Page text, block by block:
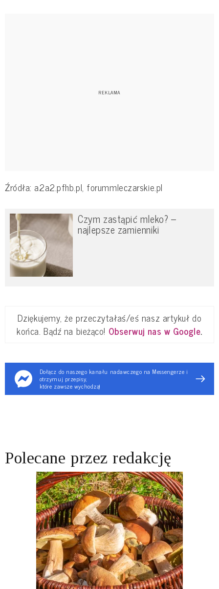
Źródła: a2a2.pfhb.pl, forummleczarskie.pl
Czym zastąpić mleko? –
najlepsze zamienniki
Dziękujemy, że przeczytałaś/eś nasz artykuł do
końca. Bądź na bieżąco! Obserwuj nas w Google.
Dołącz do naszego kanału nadawczego na Messengerze i
otrzymuj przepisy,
które zawsze wychodzą!
Polecane przez redakcję